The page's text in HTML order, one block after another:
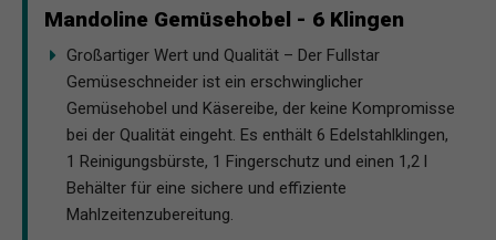
Mandoline Gemüsehobel - 6 Klingen
Großartiger Wert und Qualität – Der Fullstar
Gemüseschneider ist ein erschwinglicher
Gemüsehobel und Käsereibe, der keine Kompromisse
bei der Qualität eingeht. Es enthält 6 Edelstahlklingen,
1 Reinigungsbürste, 1 Fingerschutz und einen 1,2 l
Behälter für eine sichere und effiziente
Mahlzeitenzubereitung.